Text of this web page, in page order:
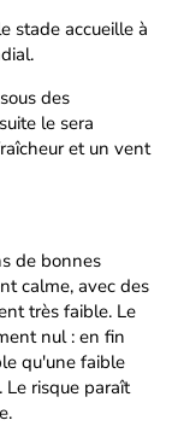
stade accueille à
des
le sera
et un vent
de bonnes
calme, avec des
très faible. Le
nul : en fin
qu'une faible
risque paraît